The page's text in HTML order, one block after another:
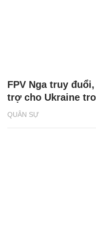
QUÂN SỰ
FPV Nga truy
trợ cho Ukraine